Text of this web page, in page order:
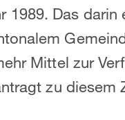
1989. Das darin
Mittel zur
zu diesem